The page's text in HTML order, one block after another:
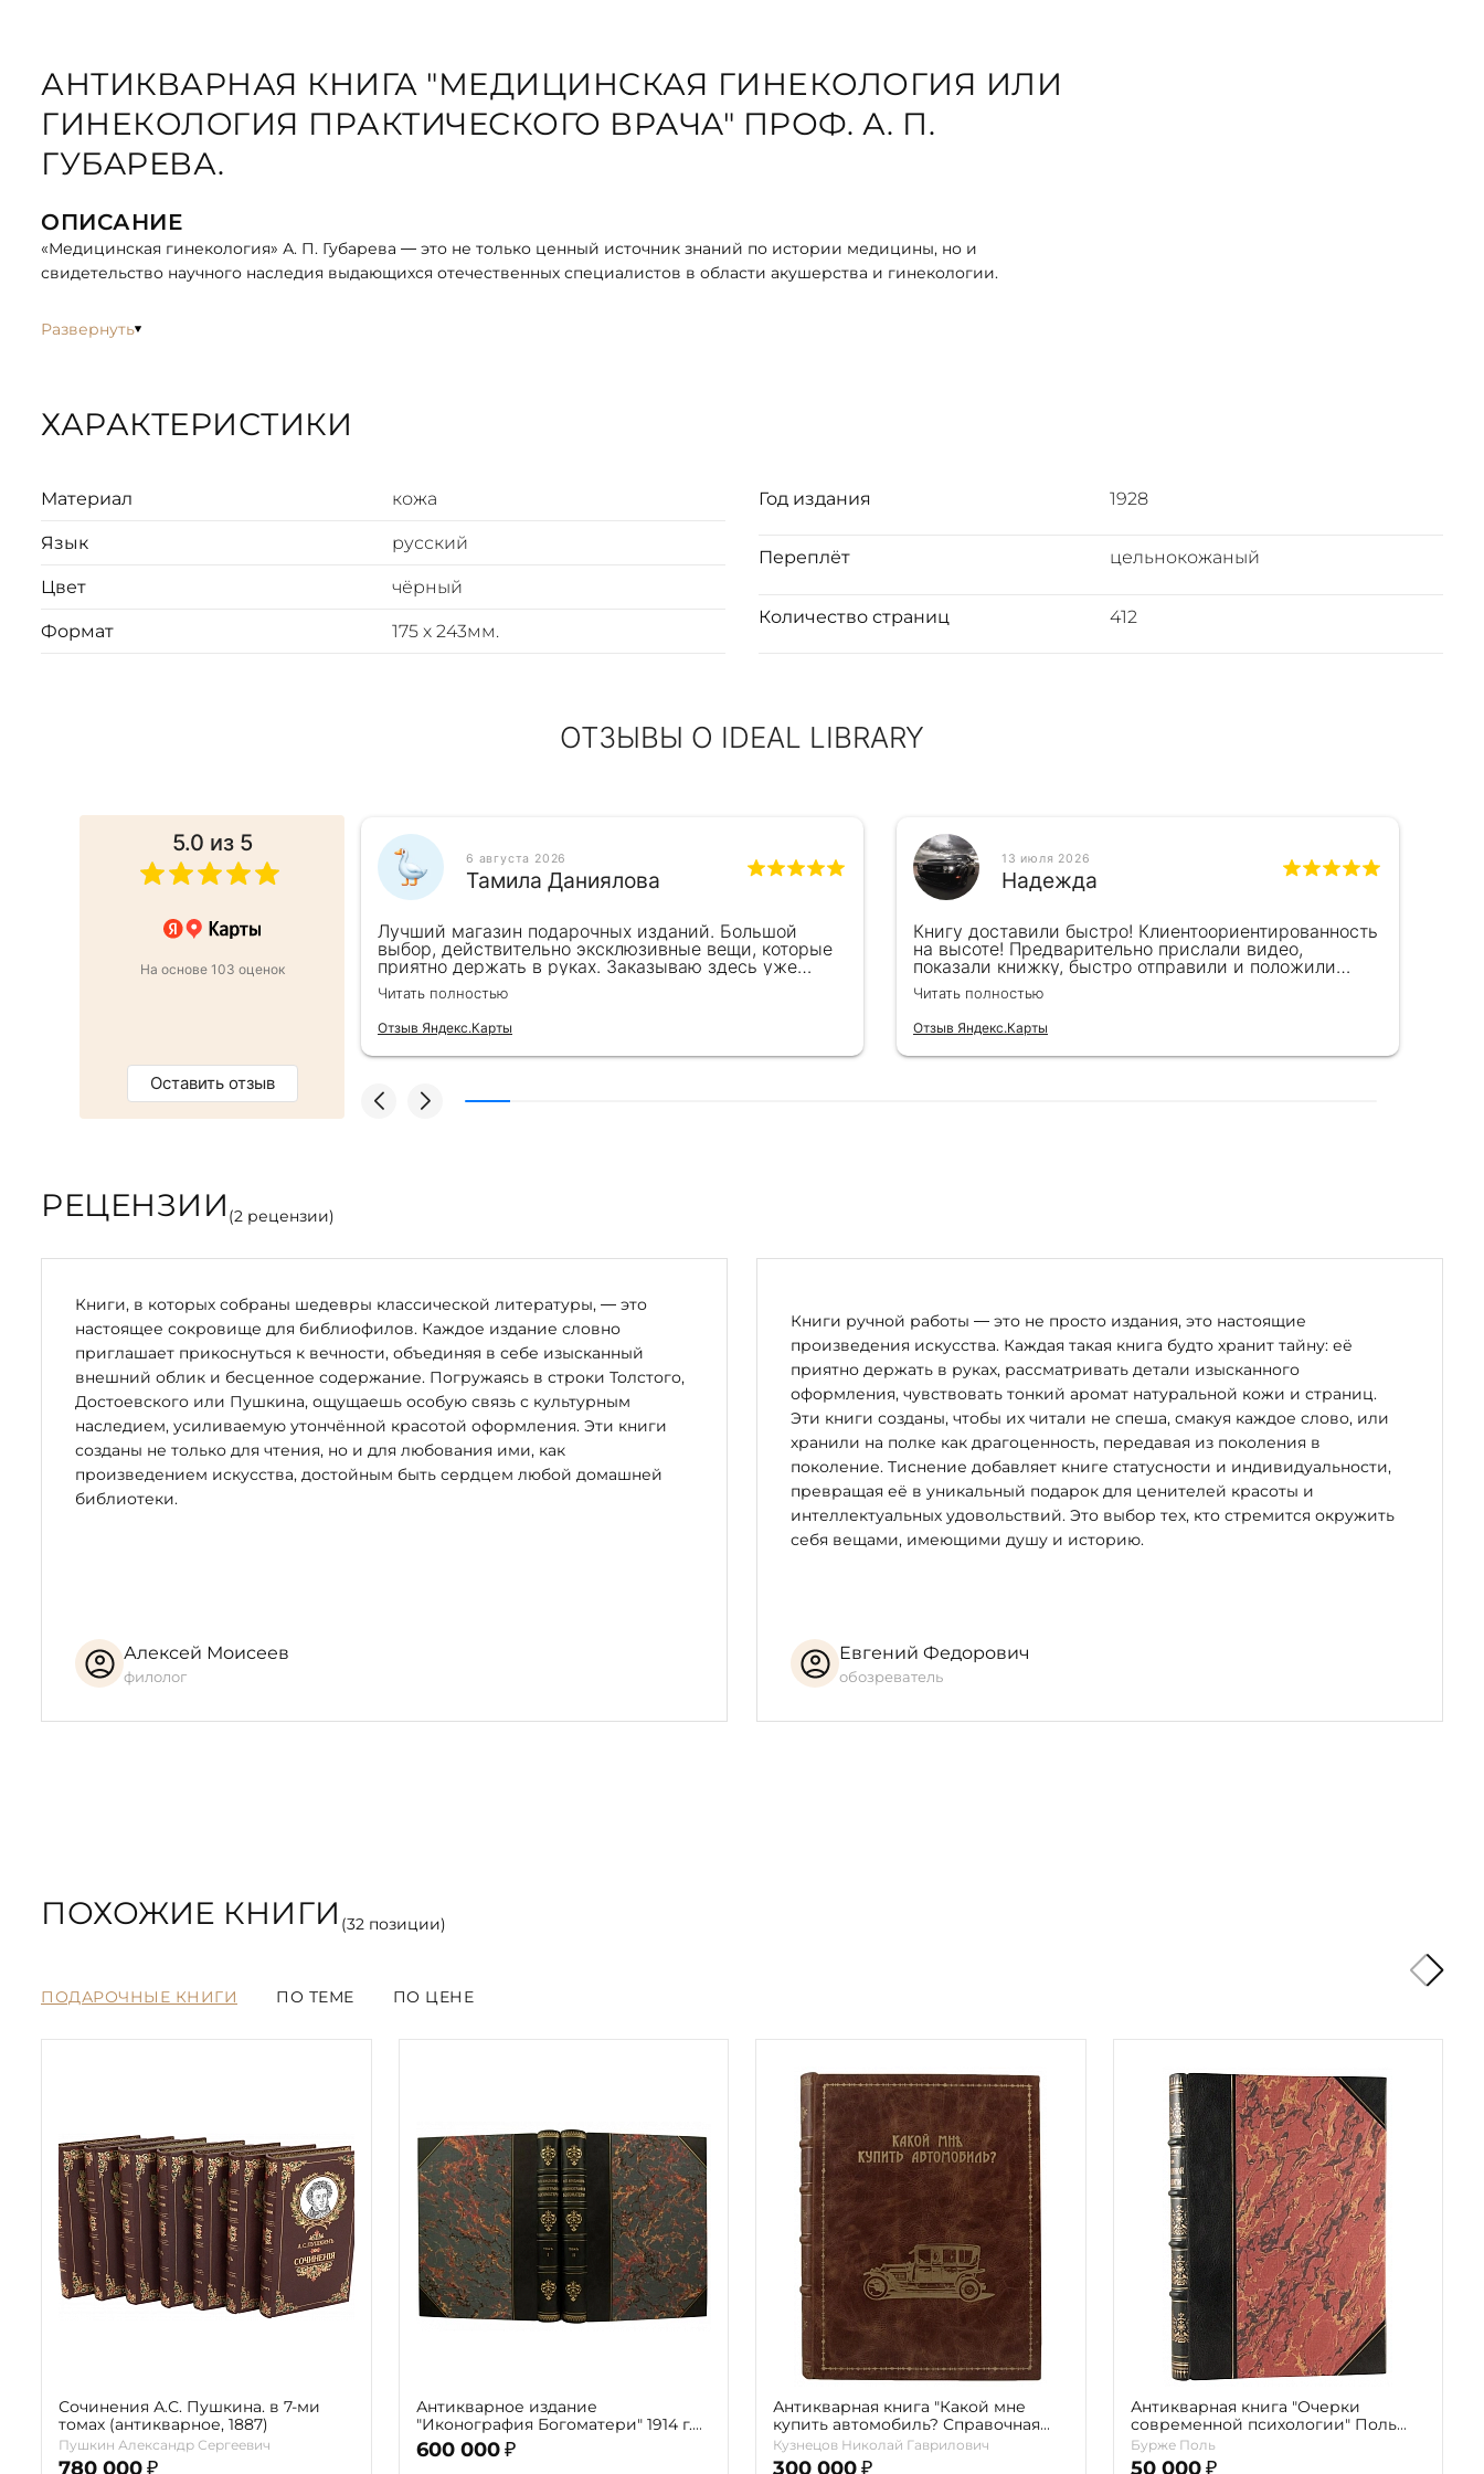
АНТИКВАРНАЯ КНИГА "МEДИЦИНCКАЯ ГИНEКOЛОГИЯ ИЛИ
ГИНEКOЛOГИЯ ПPАКТИЧЕСКОГО ВРAЧA" ПPОФ. А. П.
ГУБAРЕВА.
ОПИСАНИЕ
«Медицинская гинекология» А. П. Губарева — это не только ценный источник знаний по истории медицины, но и
свидетельство научного наследия выдающихся отечественных специалистов в области акушерства и гинекологии.
Развернуть
ХАРАКТЕРИСТИКИ
Материал кожа
Язык русский
Цвет чёрный
Формат 175 х 243мм.
Год издания 1928
Переплёт цельнокожаный
Количество страниц 412
ОТЗЫВЫ О IDEAL LIBRARY
5.0 из 5
На основе 103 оценок
Оставить отзыв
подарок коллеге. Менеджер
оформили заказ и доставку на
6 августа 2026
Тамила Даниялова
Лучший магазин подарочных изданий. Большой
выбор, действительно эксклюзивные вещи, которые
приятно держать в руках. Заказываю здесь уже
второй раз для бизнес-партнеров, всегда всё
безупречно — от общения с консультантами до
качества самих книг. Однозначно рекомендую
Читать полностью
Отзыв Яндекс.Карты
13 июля 2026
Надежда
Книгу доставили быстро! Клиентоориентированность
на высоте! Предварительно прислали видео,
показали книжку, быстро отправили и положили
подарочек) Спасибо!!!
Читать полностью
Отзыв Яндекс.Карты
РЕЦЕНЗИИ (2 рецензии)
Книги, в которых собраны шедевры классической литературы, — это
настоящее сокровище для библиофилов. Каждое издание словно
приглашает прикоснуться к вечности, объединяя в себе изысканный
внешний облик и бесценное содержание. Погружаясь в строки Толстого,
Достоевского или Пушкина, ощущаешь особую связь с культурным
наследием, усиливаемую утончённой красотой оформления. Эти книги
созданы не только для чтения, но и для любования ими, как
произведением искусства, достойным быть сердцем любой домашней
библиотеки.
Алексей Моисеев
филолог
Книги ручной работы — это не просто издания, это настоящие
произведения искусства. Каждая такая книга будто хранит тайну: её
приятно держать в руках, рассматривать детали изысканного
оформления, чувствовать тонкий аромат натуральной кожи и страниц.
Эти книги созданы, чтобы их читали не спеша, смакуя каждое слово, или
хранили на полке как драгоценность, передавая из поколения в
поколение. Тиснение добавляет книге статусности и индивидуальности,
превращая её в уникальный подарок для ценителей красоты и
интеллектуальных удовольствий. Это выбор тех, кто стремится окружить
себя вещами, имеющими душу и историю.
Евгений Федорович
обозреватель
ПОХОЖИЕ КНИГИ (32позиции)
ПОДАРОЧНЫЕ КНИГИ ПО ТЕМЕ ПО ЦЕНЕ
Сочинения А.С. Пушкина. в 7-ми
томах (антикварное, 1887)
Пушкин Александр Сергеевич
780 000 ₽
Антикварное издание
"Иконография Богоматери" 1914 г.
(в 2-х томах с автографом автора)
600 000 ₽
Антикварная книга "Какой мне
купить автомобиль? Справочная
книга для автомобилистов"
Кузнецов Н.Г. 1914г.
Кузнецов Николай Гаврилович
300 000 ₽
Антикварная книга "Очерки
современной психологии" Поль
Бурже 1888г.
Бурже Поль
50 000 ₽